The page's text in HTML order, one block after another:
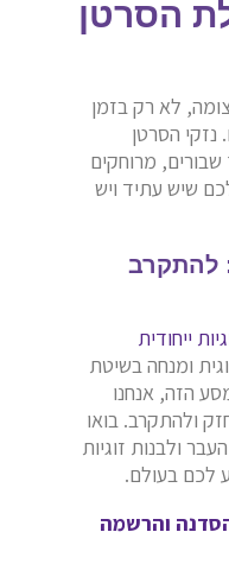
הסרטן
לא רק בזמן
נזקי הסרטן
שבורים, מרוחקים
שיש עתיד ויש
להתקרב
ייחודית
ומנחה בשיטת
הזה, אנחנו
ולהתקרב. בואו
ולבנות זוגיות
לכם בעולם.
והרשמה